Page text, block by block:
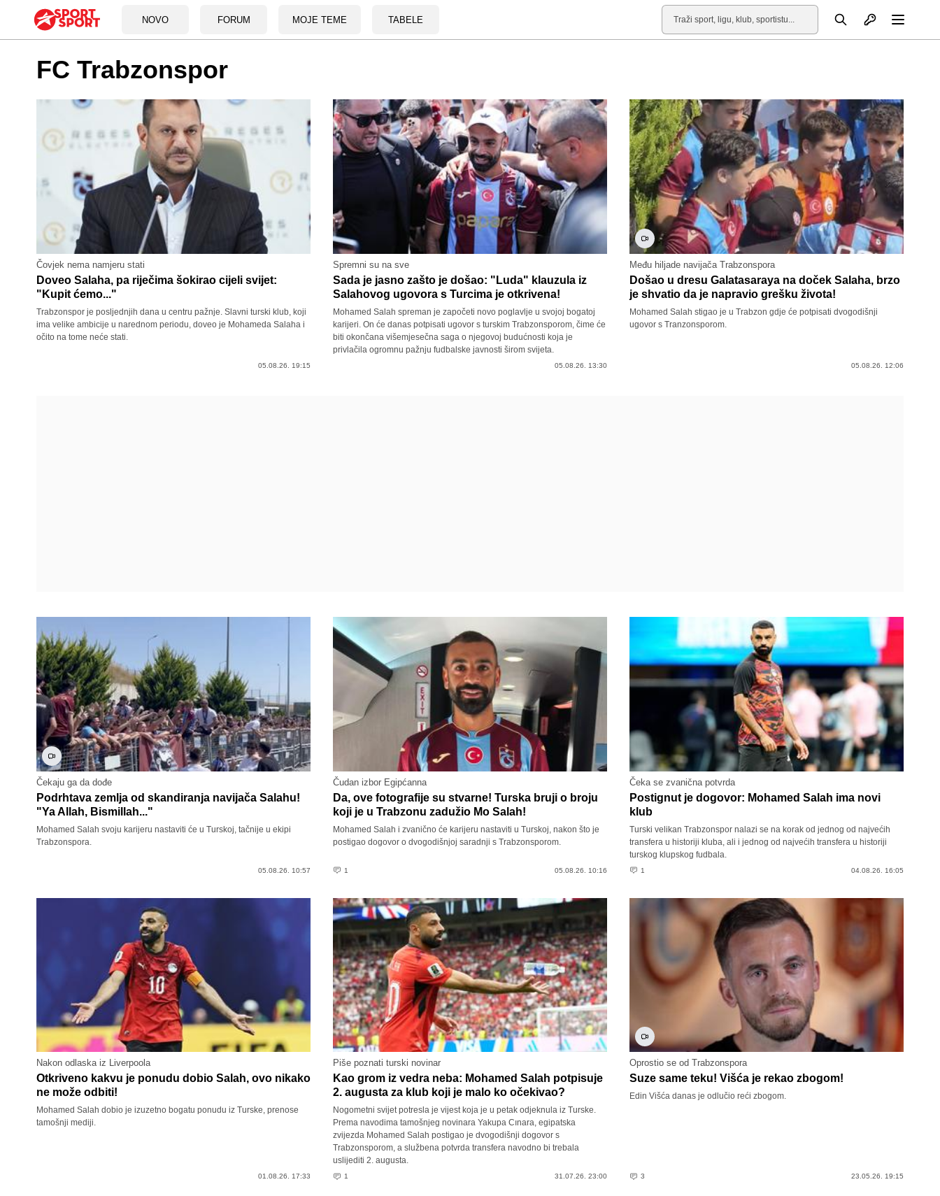
NOVO FORUM MOJE TEME TABELE
Pretraga Otvori profil
FC Trabzonspor
Čovjek nema namjeru stati
Doveo Salaha, pa riječima šokirao cijeli svijet:
"Kupit ćemo..."
Trabzonspor je posljednjih dana u centru pažnje. Slavni turski klub, koji
ima velike ambicije u narednom periodu, doveo je Mohameda Salaha i
očito na tome neće stati.
05.08.26. 19:15
Spremni su na sve
Sada je jasno zašto je došao: "Luda" klauzula iz
Salahovog ugovora s Turcima je otkrivena!
Mohamed Salah spreman je započeti novo poglavlje u svojoj bogatoj
karijeri. On će danas potpisati ugovor s turskim Trabzonsporom, čime će
biti okončana višemjesečna saga o njegovoj budućnosti koja je
privlačila ogromnu pažnju fudbalske javnosti širom svijeta.
05.08.26. 13:30
Među hiljade navijača Trabzonspora
Došao u dresu Galatasaraya na doček Salaha, brzo
je shvatio da je napravio grešku života!
Mohamed Salah stigao je u Trabzon gdje će potpisati dvogodišnji
ugovor s Tranzonsporom.
05.08.26. 12:06
Čekaju ga da dođe
Podrhtava zemlja od skandiranja navijača Salahu!
"Ya Allah, Bismillah..."
Mohamed Salah svoju karijeru nastaviti će u Turskoj, tačnije u ekipi
Trabzonspora.
05.08.26. 10:57
Čudan izbor Egipćanna
Da, ove fotografije su stvarne! Turska bruji o broju
koji je u Trabzonu zadužio Mo Salah!
Mohamed Salah i zvanično će karijeru nastaviti u Turskoj, nakon što je
postigao dogovor o dvogodišnjoj saradnji s Trabzonsporom.
1 05.08.26. 10:16
Čeka se zvanična potvrda
Postignut je dogovor: Mohamed Salah ima novi
klub
Turski velikan Trabzonspor nalazi se na korak od jednog od najvećih
transfera u historiji kluba, ali i jednog od najvećih transfera u historiji
turskog klupskog fudbala.
1 04.08.26. 16:05
Nakon odlaska iz Liverpoola
Otkriveno kakvu je ponudu dobio Salah, ovo nikako
ne može odbiti!
Mohamed Salah dobio je izuzetno bogatu ponudu iz Turske, prenose
tamošnji mediji.
01.08.26. 17:33
Piše poznati turski novinar
Kao grom iz vedra neba: Mohamed Salah potpisuje
2. augusta za klub koji je malo ko očekivao?
Nogometni svijet potresla je vijest koja je u petak odjeknula iz Turske.
Prema navodima tamošnjeg novinara Yakupa Cınara, egipatska
zvijezda Mohamed Salah postigao je dvogodišnji dogovor s
Trabzonsporom, a službena potvrda transfera navodno bi trebala
uslijediti 2. augusta.
1 31.07.26. 23:00
Oprostio se od Trabzonspora
Suze same teku! Višća je rekao zbogom!
Edin Višća danas je odlučio reći zbogom.
3 23.05.26. 19:15